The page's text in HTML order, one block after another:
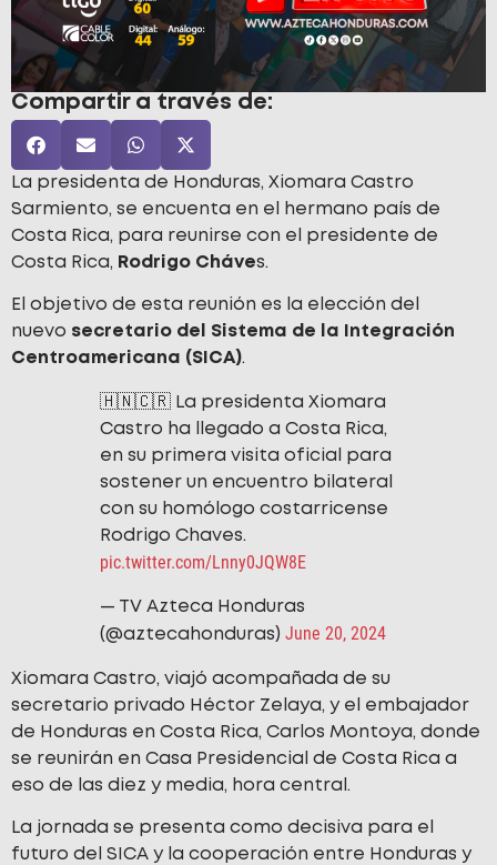
Compartir a través de:
La presidenta de Honduras, Xiomara Castro
Sarmiento, se encuenta en el hermano país de
Costa Rica, para reunirse con el presidente de
Costa Rica, Rodrigo Cháves.
El objetivo de esta reunión es la elección del
nuevo secretario del Sistema de la Integración
Centroamericana (SICA).
🇭🇳🇨🇷 La presidenta Xiomara
Castro ha llegado a Costa Rica,
en su primera visita oficial para
sostener un encuentro bilateral
con su homólogo costarricense
Rodrigo Chaves.
pic.twitter.com/Lnny0JQW8E
— TV Azteca Honduras
(@aztecahonduras) June 20, 2024
Xiomara Castro, viajó acompañada de su
secretario privado Héctor Zelaya, y el embajador
de Honduras en Costa Rica, Carlos Montoya, donde
se reunirán en Casa Presidencial de Costa Rica a
eso de las diez y media, hora central.
La jornada se presenta como decisiva para el
futuro del SICA y la cooperación entre Honduras y